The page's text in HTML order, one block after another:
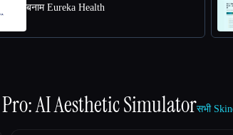
बनाम Eureka Health
AI Aesthetic Simulatorसभी